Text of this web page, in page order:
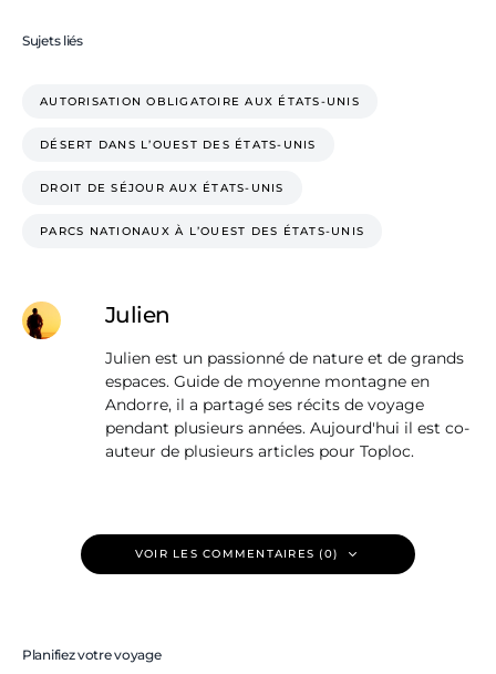
Sujets liés
AUTORISATION OBLIGATOIRE AUX ÉTATS-UNIS
DÉSERT DANS L’OUEST DES ÉTATS-UNIS
DROIT DE SÉJOUR AUX ÉTATS-UNIS
PARCS NATIONAUX À L’OUEST DES ÉTATS-UNIS
Julien
Julien est un passionné de nature et de grands
espaces. Guide de moyenne montagne en
Andorre, il a partagé ses récits de voyage
pendant plusieurs années. Aujourd'hui il est co-
auteur de plusieurs articles pour Toploc.
VOIR LES COMMENTAIRES (0)
Planifiez votre voyage